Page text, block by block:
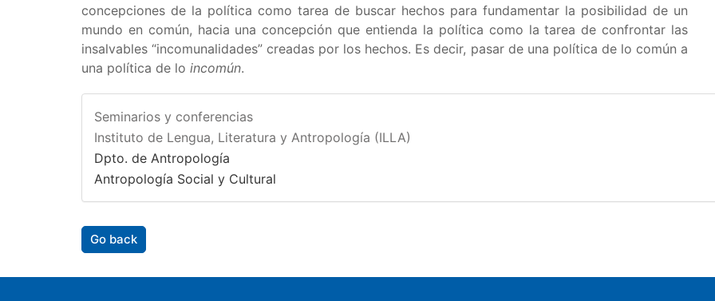
concepciones de la política como tarea de buscar hechos para fundamentar la posibilidad de un
mundo en común, hacia una concepción que entienda la política como la tarea de confrontar las
insalvables “incomunalidades” creadas por los hechos. Es decir, pasar de una política de lo común a
una política de lo incomún.
Seminarios y conferencias
Instituto de Lengua, Literatura y Antropología (ILLA)
Dpto. de Antropología
Antropología Social y Cultural
Go back